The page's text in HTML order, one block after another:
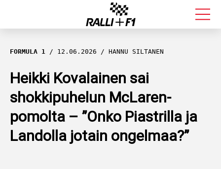
FORMULA 1
RALLI
KALLE ROVANPERÄ
VALTTERI BOTTAS
FORMULA 1 12.06.2026 HANNU SILTANEN
Heikki Kovalainen sai
shokkipuhelun McLaren-
pomolta – ”Onko Piastrilla ja
Landolla jotain ongelmaa?”